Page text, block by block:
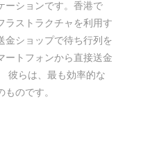
ーションです。香港で
ラストラクチャを利用す
金ショップで待ち行列を
ートフォンから直接送金
彼らは、最も効率的な
のです。